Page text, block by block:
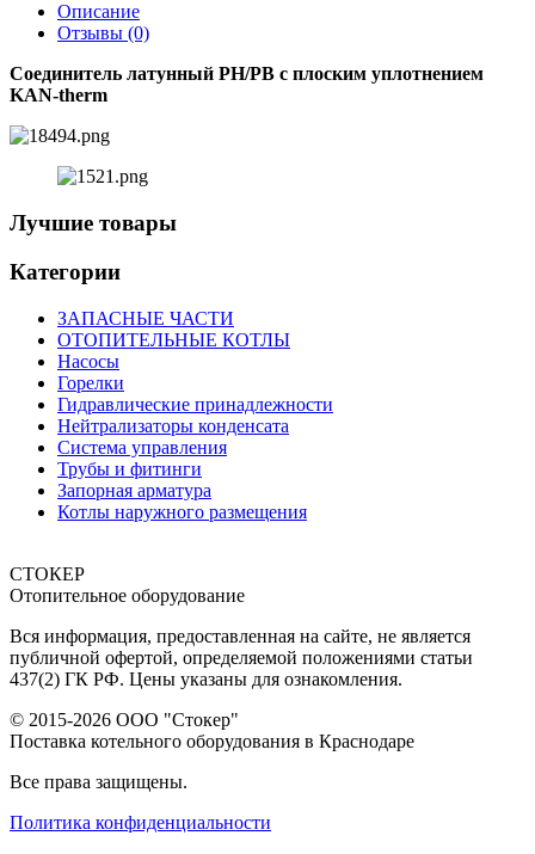
Описание
Отзывы (0)
Соединитель латунный РН/РВ с плоским уплотнением
KAN-therm
Лучшие товары
Категории
ЗАПАСНЫЕ ЧАСТИ
ОТОПИТЕЛЬНЫЕ КОТЛЫ
Насосы
Горелки
Гидравлические принадлежности
Нейтрализаторы конденсата
Система управления
Трубы и фитинги
Запорная арматура
Котлы наружного размещения
СТОКЕР
Отопительное оборудование
Вся информация, предоставленная на сайте, не является
публичной офертой, определяемой положениями статьи
437(2) ГК РФ. Цены указаны для ознакомления.
© 2015-2026 ООО "Стокер"
Поставка котельного оборудования в Краснодаре
Все права защищены.
Политика конфиденциальности